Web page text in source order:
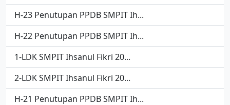
H-23 Penutupan PPDB SMPIT Ih...
H-22 Penutupan PPDB SMPIT Ih...
1-LDK SMPIT Ihsanul Fikri 20...
2-LDK SMPIT Ihsanul Fikri 20...
H-21 Penutupan PPDB SMPIT Ih...